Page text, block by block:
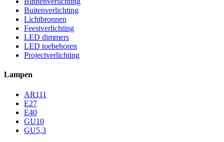
Buitenverlichting
Lichtbronnen
Feestverlichting
LED dimmers
LED toebehoren
Projectverlichting
Lampen
AR111
E27
E40
GU10
GU5,3